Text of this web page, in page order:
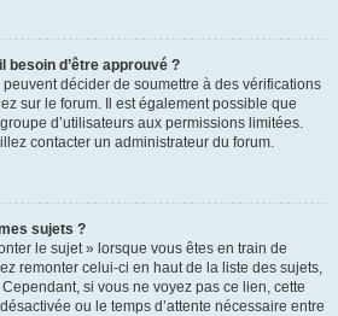
besoin d’être approuvé ?
décider de soumettre à des vérifications
sur le forum. Il est également possible que
d’utilisateurs aux permissions limitées.
contacter un administrateur du forum.
sujets ?
le sujet » lorsque vous êtes en train de
remonter celui-ci en haut de la liste des sujets,
si vous ne voyez pas ce lien, cette
ou le temps d’attente nécessaire entre